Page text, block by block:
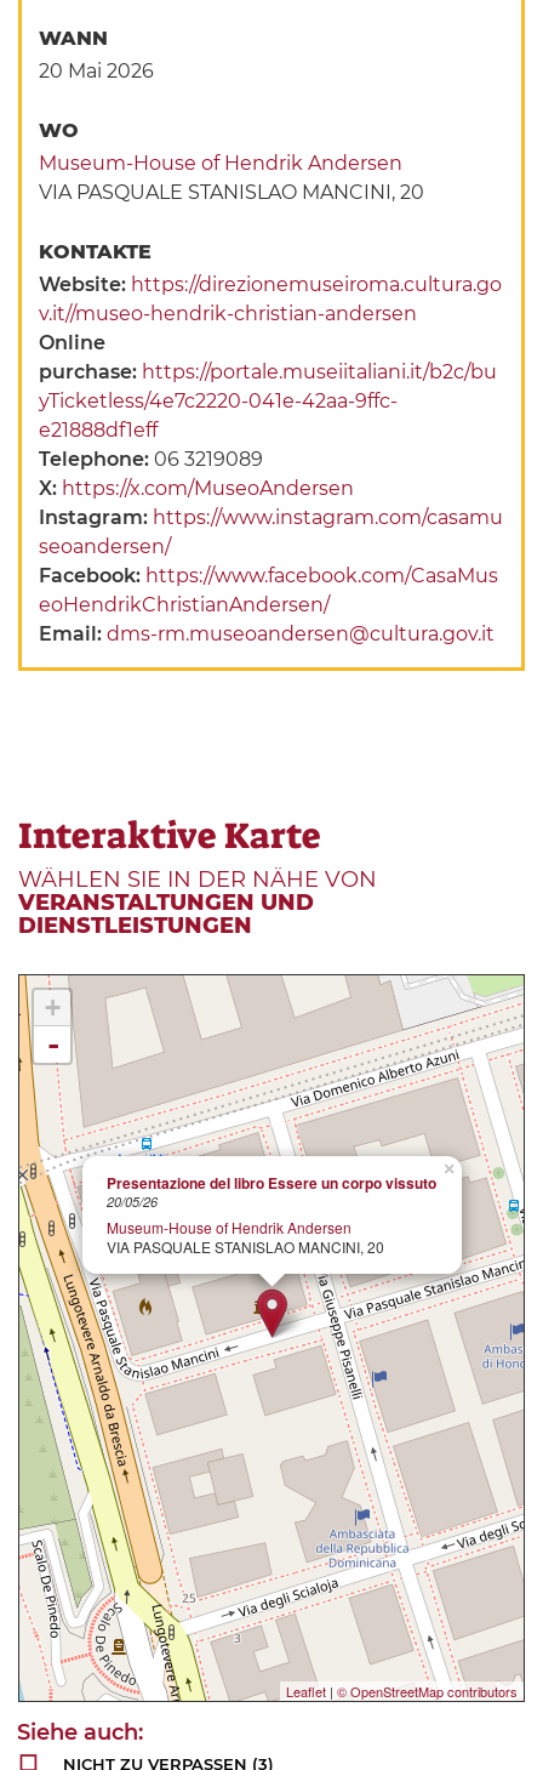
WANN
20 Mai 2026
WO
Museum-House of Hendrik Andersen
VIA PASQUALE STANISLAO MANCINI, 20
KONTAKTE
Website: https://direzionemuseiroma.cultura.go
v.it//museo-hendrik-christian-andersen
Online
purchase: https://portale.museiitaliani.it/b2c/bu
yTicketless/4e7c2220-041e-42aa-9ffc-
e21888df1eff
Telephone:06 3219089
X: https://x.com/MuseoAndersen
Instagram: https://www.instagram.com/casamu
seoandersen/
Facebook: https://www.facebook.com/CasaMus
eoHendrikChristianAndersen/
Email:dms-rm.museoandersen@cultura.gov.it
Interaktive Karte
WÄHLEN SIE IN DER NÄHE VON
VERANSTALTUNGEN UND
DIENSTLEISTUNGEN
×
Presentazione del libro Essere un corpo vissuto
20/05/26
Museum-House of Hendrik Andersen
VIA PASQUALE STANISLAO MANCINI, 20
+
-
Leaflet | © OpenStreetMap contributors
NICHT ZU VERPASSEN (3)